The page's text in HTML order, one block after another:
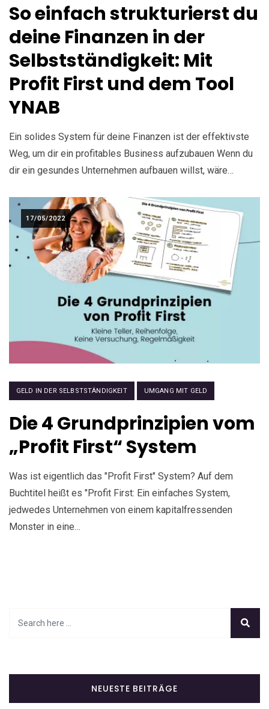
So einfach strukturierst du
deine Finanzen in der
Selbstständigkeit: Mit
Profit First und dem Tool
YNAB
Ein solides System für deine Finanzen ist der effektivste
Weg, um dir ein profitables Business aufzubauen Wenn du
dir ein gesundes Unternehmen aufbauen willst, wäre…
17/05/2022
GELD IN DER SELBSTSTÄNDIGKEIT UMGANG MIT GELD
Die 4 Grundprinzipien vom
„Profit First“ System
Was ist eigentlich das "Profit First" System? Auf dem
Buchtitel heißt es "Profit First: Ein einfaches System,
jedwedes Unternehmen von einem kapitalfressenden
Monster in eine…
NEUESTE BEITRÄGE